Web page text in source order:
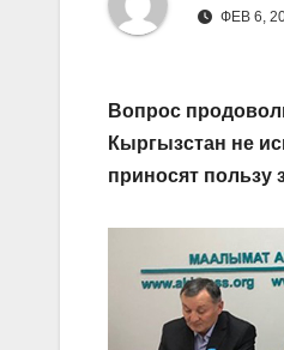
ФЕВ 6,
Вопрос
Кыргызстан не
приносят пользу